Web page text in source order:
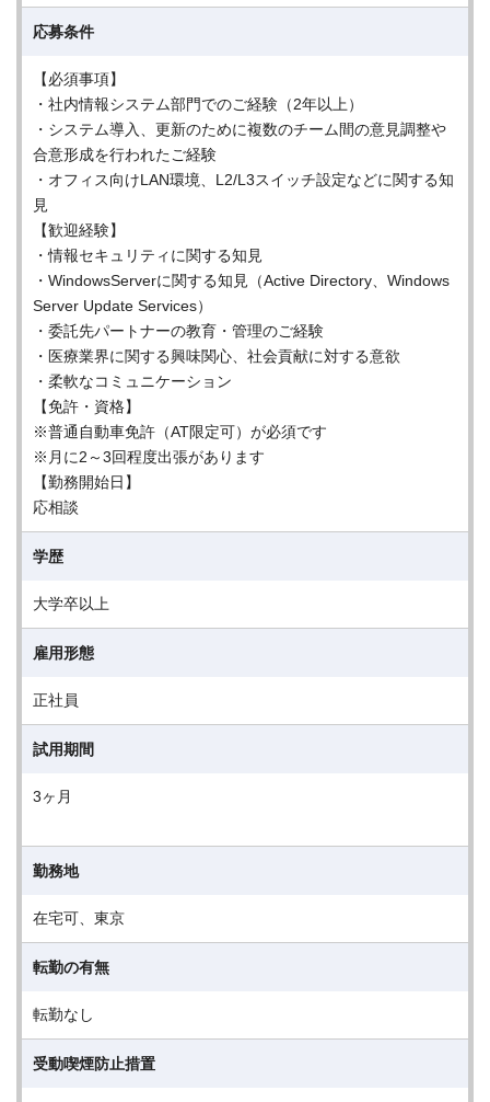
応募条件
【必須事項】
・社内情報システム部門でのご経験（2年以上）
・システム導入、更新のために複数のチーム間の意見調整や
合意形成を行われたご経験
・オフィス向けLAN環境、L2/L3スイッチ設定などに関する知
見
【歓迎経験】
・情報セキュリティに関する知見
・WindowsServerに関する知見（Active Directory、Windows
Server Update Services）
・委託先パートナーの教育・管理のご経験
・医療業界に関する興味関心、社会貢献に対する意欲
・柔軟なコミュニケーション
【免許・資格】
※普通自動車免許（AT限定可）が必須です
※月に2～3回程度出張があります
【勤務開始日】
応相談
学歴
大学卒以上
雇用形態
正社員
試用期間
3ヶ月
勤務地
在宅可、東京
転勤の有無
転勤なし
受動喫煙防止措置